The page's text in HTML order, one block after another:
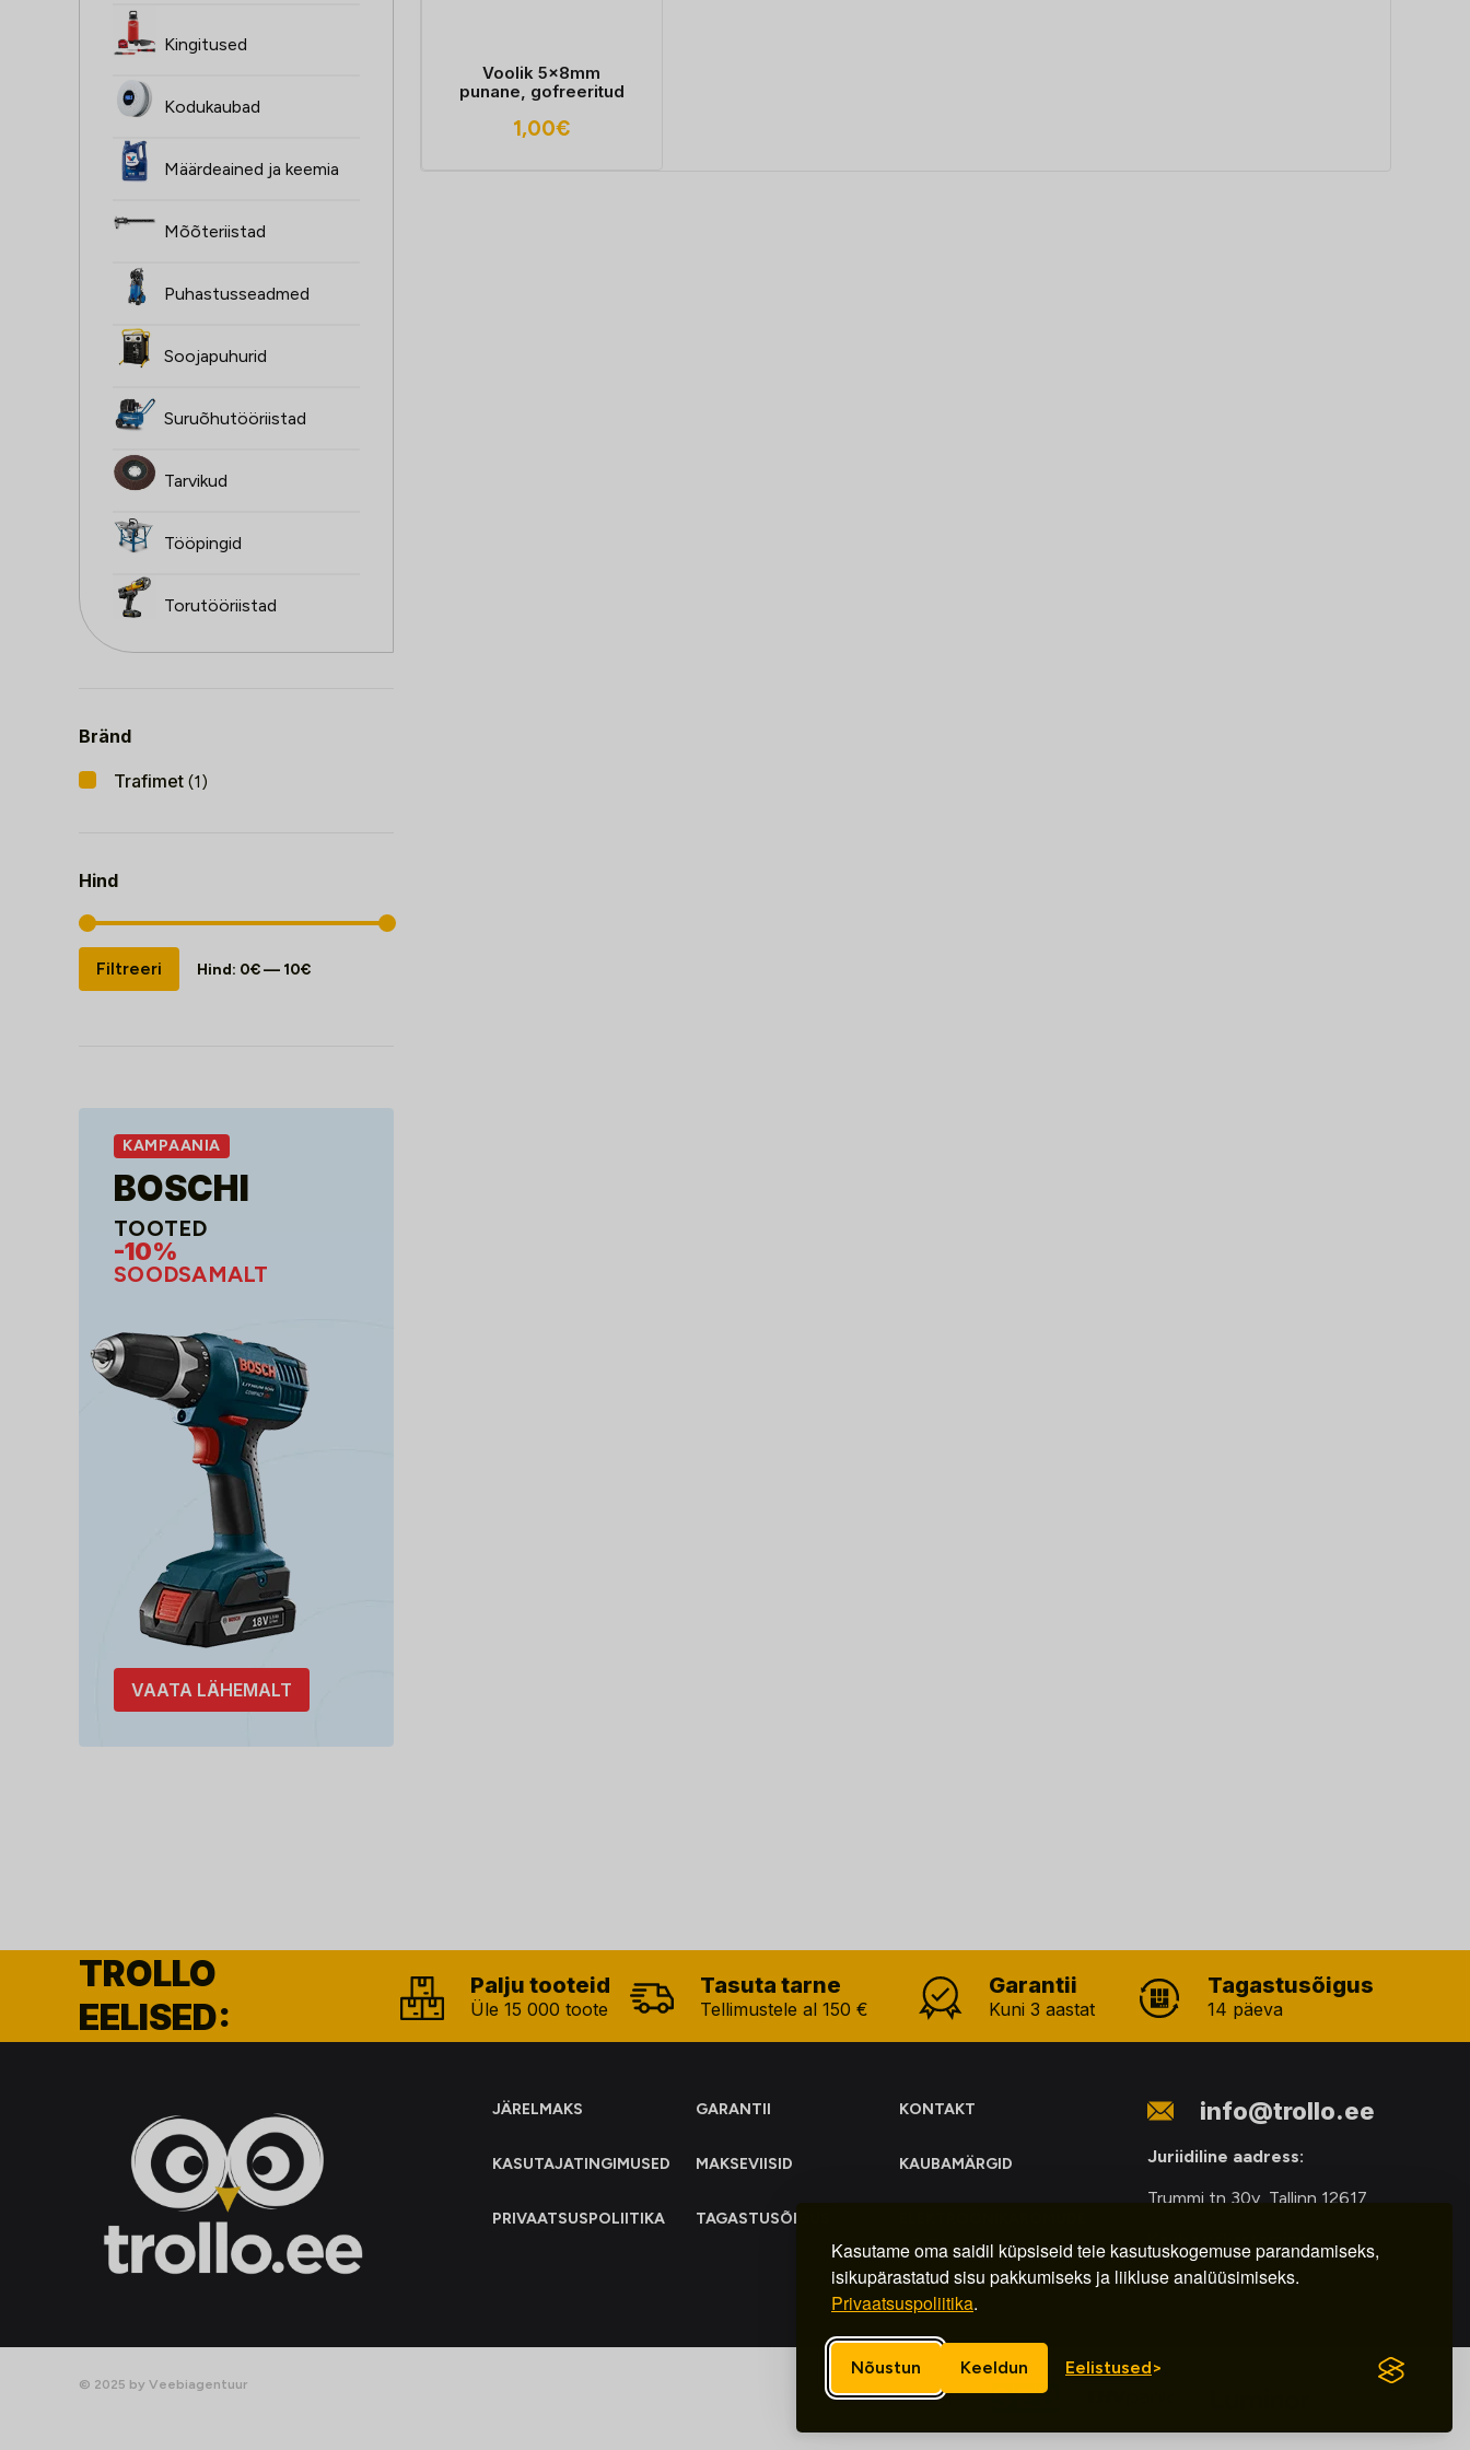
Kasutame oma saidil küpsiseid teie kasutuskogemuse parandamiseks,
isikupärastatud sisu pakkumiseks ja liikluse analüüsimiseks.
Privaatsuspoliitika.
Nõustun Keeldun Eelistused
Kingitused
Kodukaubad
Määrdeained ja keemia
Mõõteriistad
Puhastusseadmed
Soojapuhurid
Suruõhutööriistad
Tarvikud
Tööpingid
Torutööriistad
Bränd
Trafimet (1)
Hind
Minimaalne
hind
Maksimaalne
hind
Filtreeri Hind: 0€— 10€
KAMPAANIA
BOSCHI
TOOTED
-10%
SOODSAMALT
VAATA LÄHEMALT
Voolik 5x8mm
punane, gofreeritud
1,00€
TROLLO
EELISED:
Palju tooteid
Üle 15 000 toote
Tasuta tarne
Tellimustele al 150 €
Garantii
Kuni 3 aastat
Tagastusõigus
14 päeva
JÄRELMAKS GARANTII KONTAKT
KASUTAJATINGIMUSED MAKSEVIISID KAUBAMÄRGID
PRIVAATSUSPOLIITIKA TAGASTUSÕIGUS
KOGUMINE
info@trollo.ee
Juriidiline aadress:
Trummi tn 30y, Tallinn 12617
Kauba väljastamine:
E-R – 9.00 – 18.00
© 2025 by Veebiagentuur